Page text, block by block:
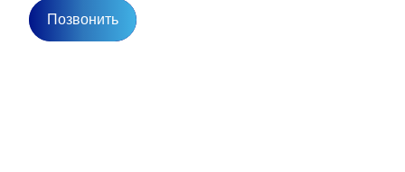
Направления деятельности
Позвонить